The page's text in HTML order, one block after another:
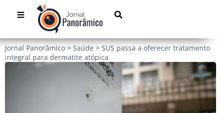
Jornal Panorâmico > Saúde > SUS passa a oferecer tratamento
integral para dermatite atópica